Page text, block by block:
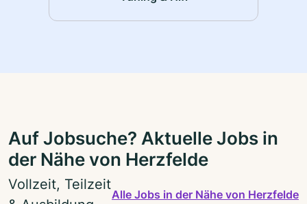
Auf Jobsuche? Aktuelle Jobs in
der Nähe von Herzfelde
Vollzeit, Teilzeit
Alle Jobs in der Nähe von Herzfelde